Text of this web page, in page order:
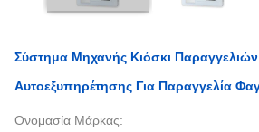
Σύστημα Μηχανής Κιόσκι Παραγγελιών
Αυτοεξυπηρέτησης Για Παραγγελία
Ονομασία Μάρκας: